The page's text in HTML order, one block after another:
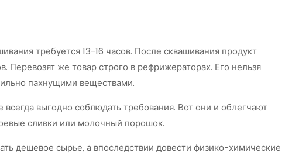
требуется 13-16 часов. После сквашивания продукт
Перевозят же товар строго в рефрижераторах. Его нельзя
пахнущими веществами.
выгодно соблюдать требования. Вот они и облегчают
сливки или молочный порошок.
дешевое сырье, а впоследствии довести физико-химические